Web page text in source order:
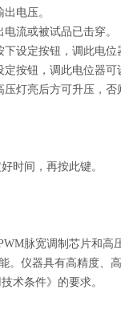
电压。
流或被试品已击穿。
设定按钮，调此电位
按钮，调此电位器可
灯亮后方可升压，否
时间，再按此键。
脉宽调制芯片和高
。仪器具有高精度、
术条件》的要求。